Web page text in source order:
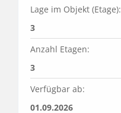
Lage im Objekt (Etage):
3
Anzahl Etagen:
3
Verfügbar ab:
01.09.2026